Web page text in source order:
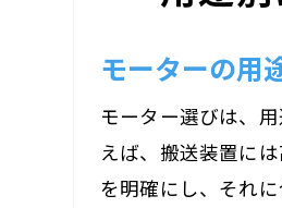
モーターの用
モーター選びは、
えば、搬送装置に
を明確にし、それ